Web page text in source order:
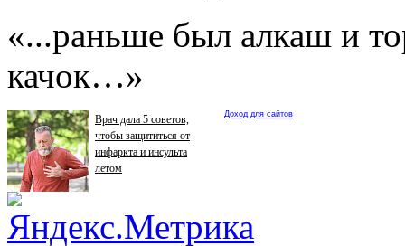
«...раньше был алкаш и
качок…»
Доход для сайтов
Врач дала 5 советов,
чтобы защититься от
инфаркта и инсульта
летом